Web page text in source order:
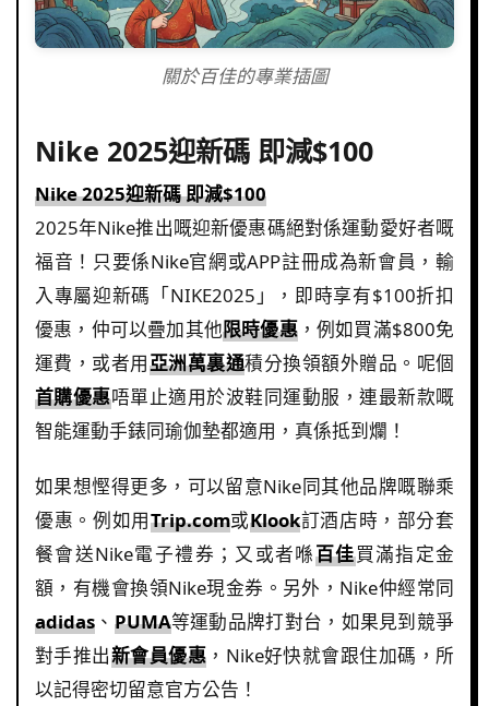
關於百佳的專業插圖
Nike 2025迎新碼 即減$100
Nike 2025迎新碼 即減$100
2025年Nike推出嘅迎新優惠碼絕對係運動愛好者嘅
福音！只要係Nike官網或APP註冊成為新會員，輸
入專屬迎新碼「NIKE2025」，即時享有$100折扣
優惠，仲可以疊加其他限時優惠，例如買滿$800免
運費，或者用亞洲萬裏通積分換領額外贈品。呢個
首購優惠唔單止適用於波鞋同運動服，連最新款嘅
智能運動手錶同瑜伽墊都適用，真係抵到爛！
如果想慳得更多，可以留意Nike同其他品牌嘅聯乘
優惠。例如用Trip.com或Klook訂酒店時，部分套
餐會送Nike電子禮券；又或者喺百佳買滿指定金
額，有機會換領Nike現金券。另外，Nike仲經常同
adidas 、 PUMA等運動品牌打對台，如果見到競爭
對手推出新會員優惠 ，Nike好快就會跟住加碼，所
以記得密切留意官方公告！